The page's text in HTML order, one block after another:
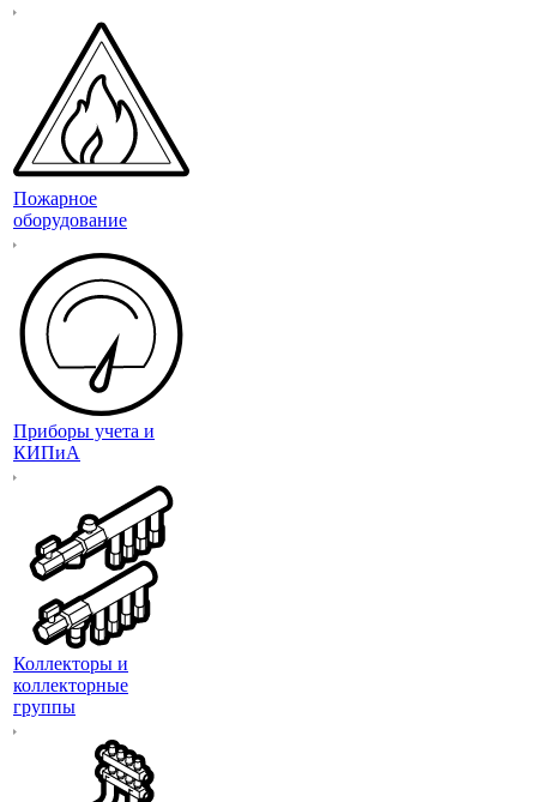
Пожарное
оборудование
Приборы учета и
КИПиА
Коллекторы и
коллекторные
группы